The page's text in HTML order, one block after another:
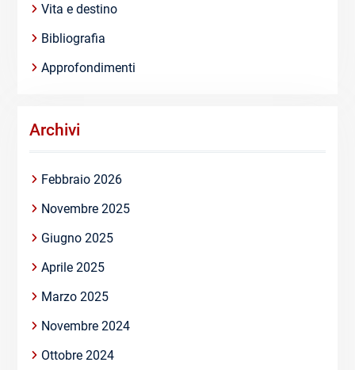
Vita e destino
Bibliografia
Approfondimenti
Archivi
Febbraio 2026
Novembre 2025
Giugno 2025
Aprile 2025
Marzo 2025
Novembre 2024
Ottobre 2024